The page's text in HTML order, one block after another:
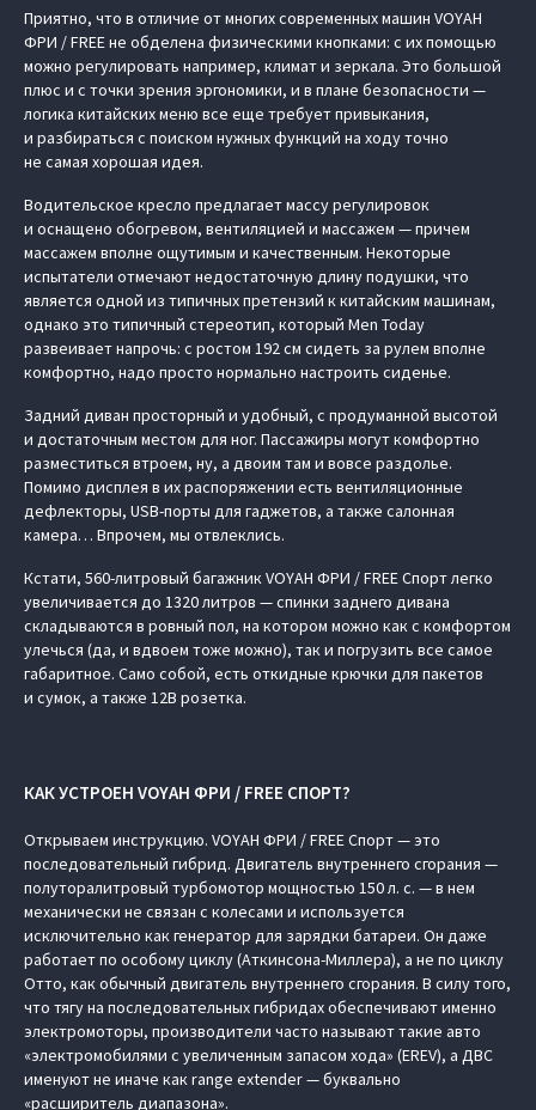
Приятно, что в отличие от многих современных машин VOYAH
ФРИ / FREE не обделена физическими кнопками: с их помощью
можно регулировать например, климат и зеркала. Это большой
плюс и с точки зрения эргономики, и в плане безопасности —
логика китайских меню все еще требует привыкания,
и разбираться с поиском нужных функций на ходу точно
не самая хорошая идея.
Водительское кресло предлагает массу регулировок
и оснащено обогревом, вентиляцией и массажем — причем
массажем вполне ощутимым и качественным. Некоторые
испытатели отмечают недостаточную длину подушки, что
является одной из типичных претензий к китайским машинам,
однако это типичный стереотип, который Men Today
развеивает напрочь: с ростом 192 см сидеть за рулем вполне
комфортно, надо просто нормально настроить сиденье.
Задний диван просторный и удобный, с продуманной высотой
и достаточным местом для ног. Пассажиры могут комфортно
разместиться втроем, ну, а двоим там и вовсе раздолье.
Помимо дисплея в их распоряжении есть вентиляционные
дефлекторы, USB-порты для гаджетов, а также салонная
камера… Впрочем, мы отвлеклись.
Кстати, 560-литровый багажник VOYAH ФРИ / FREE Спорт легко
увеличивается до 1320 литров — спинки заднего дивана
складываются в ровный пол, на котором можно как с комфортом
улечься (да, и вдвоем тоже можно), так и погрузить все самое
габаритное. Само собой, есть откидные крючки для пакетов
и сумок, а также 12В розетка.
КАК УСТРОЕН VOYAH ФРИ / FREE СПОРТ?
Открываем инструкцию. VOYAH ФРИ / FREE Спорт — это
последовательный гибрид. Двигатель внутреннего сгорания —
полуторалитровый турбомотор мощностью 150 л. с. — в нем
механически не связан с колесами и используется
исключительно как генератор для зарядки батареи. Он даже
работает по особому циклу (Аткинсона-Миллера), а не по циклу
Отто, как обычный двигатель внутреннего сгорания. В силу того,
что тягу на последовательных гибридах обеспечивают именно
электромоторы, производители часто называют такие авто
«электромобилями с увеличенным запасом хода» (EREV), а ДВС
именуют не иначе как range extender — буквально
«расширитель диапазона».